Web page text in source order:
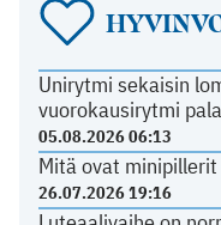
Unirytmi sekaisin
vuorokausirytmi
05.08.2026 06:13
Mitä ovat
26.07.2026 19:16